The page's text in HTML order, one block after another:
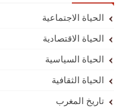
الحياة الاجتماعية
الحياة الاقتصادية
الحياة السياسية
الحياة الثقافية
تاريخ المغرب